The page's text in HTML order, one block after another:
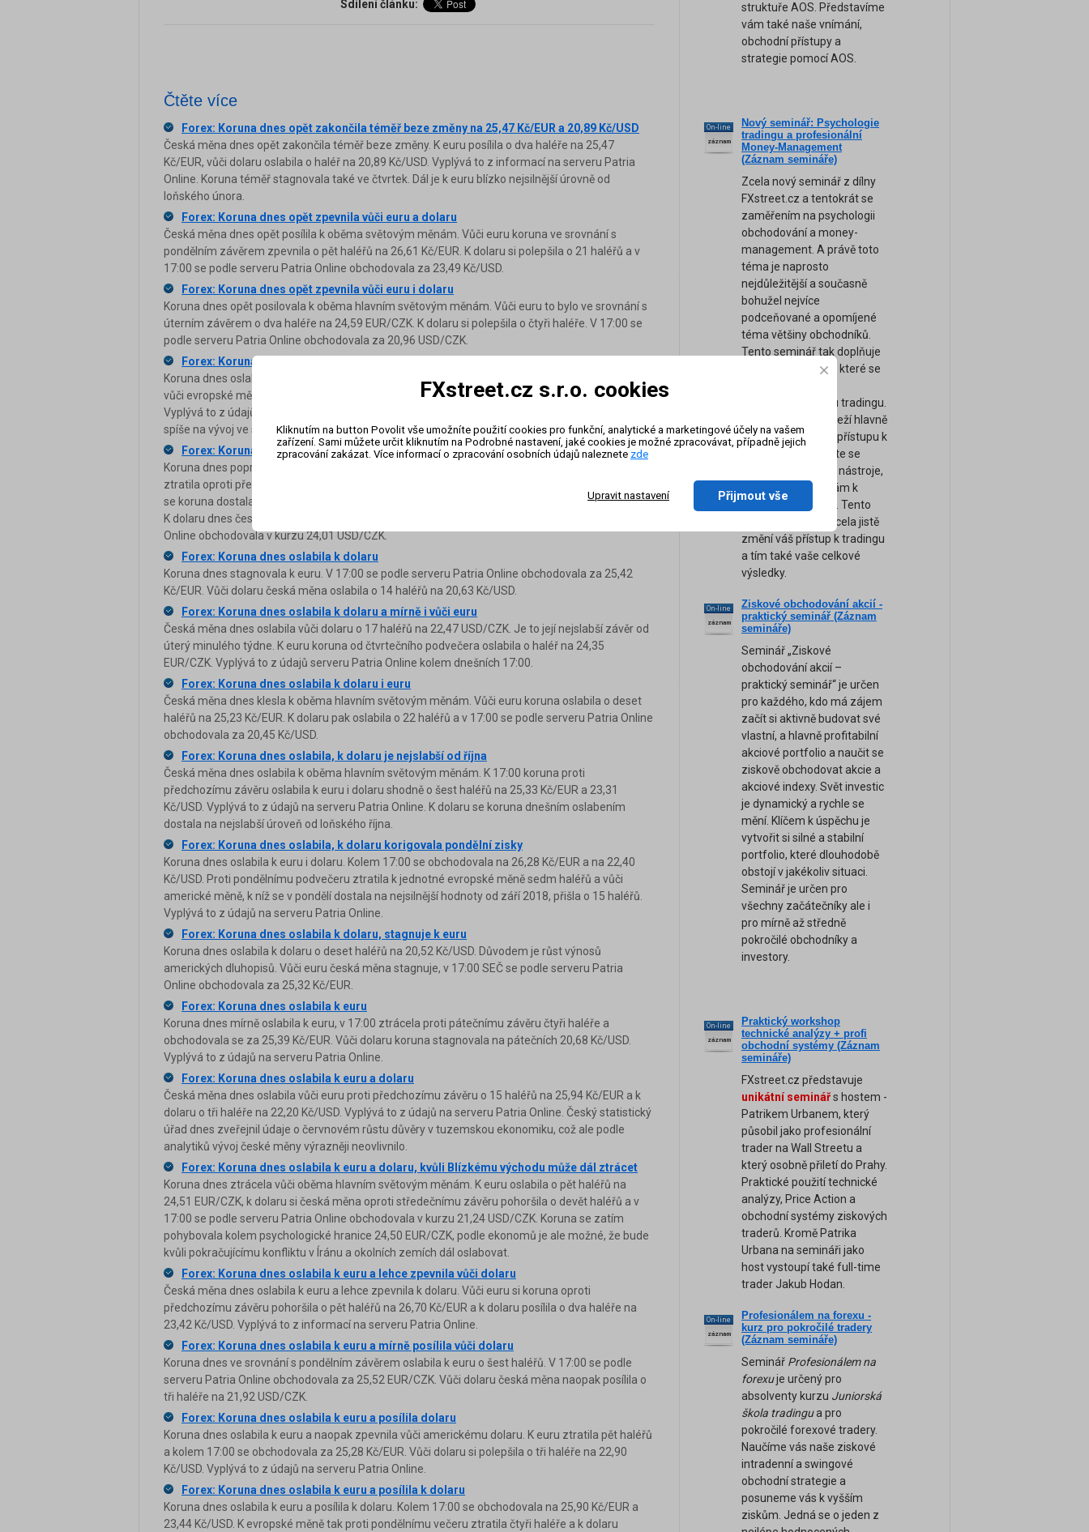
Sdílení článku:
Čtěte více
Forex: Koruna dnes opět zakončila téměř beze změny na 25,47 Kč/EUR a 20,89 Kč/USD
Česká měna dnes opět zakončila téměř beze změny. K euru posílila o dva haléře na 25,47
Kč/EUR, vůči dolaru oslabila o haléř na 20,89 Kč/USD. Vyplývá to z informací na serveru Patria
Online. Koruna téměř stagnovala také ve čtvrtek. Dál je k euru blízko nejsilnější úrovně od
loňského února.
Forex: Koruna dnes opět zpevnila vůči euru a dolaru
Česká měna dnes opět posílila k oběma světovým měnám. Vůči euru koruna ve srovnání s
pondělním závěrem zpevnila o pět haléřů na 26,61 Kč/EUR. K dolaru si polepšila o 21 haléřů a v
17:00 se podle serveru Patria Online obchodovala za 23,49 Kč/USD.
Forex: Koruna dnes opět zpevnila vůči euru i dolaru
Koruna dnes opět posilovala k oběma hlavním světovým měnám. Vůči euru to bylo ve srovnání s
úterním závěrem o dva haléře na 24,59 EUR/CZK. K dolaru si polepšila o čtyři haléře. V 17:00 se
podle serveru Patria Online obchodovala za 20,96 USD/CZK.
Forex: Koruna dnes oslabila
Koruna dnes oslabila k euru i dolaru. V 17:00 se obchodovala na 25,95 Kč/EUR a na 22,14 Kč/USD,
vůči evropské měně ztrácela proti úternímu podvečeru devět haléřů a k dolaru osm haléřů.
Vyplývá to z údajů na serveru Patria Online. Podle analytiků se opět potvrdilo, že koruna reaguje
spíše na vývoj ve světě než na domácí ekonomiku.
Forex: Koruna dnes oslabila a drží se těsně pod hranicí 25 Kč za euro
Koruna dnes poprvé v tomto týdnu oslabila vůči oběma hlavním světovým měnám. Vůči euru
ztratila oproti předchozímu závěru sedm haléřů na 24,99 EUR/CZK. Pod úroveň 25 korun za euro
se koruna dostala v úterý, bylo to poprvé po osmi měsících, nyní se dostala těsně pod tutu hranici.
K dolaru dnes česká měna oslabila výrazněji, o 29 haléřů, a okolo 17:00 se podle serveru Patria
Online obchodovala v kurzu 24,01 USD/CZK.
Forex: Koruna dnes oslabila k dolaru
Koruna dnes stagnovala k euru. V 17:00 se podle serveru Patria Online obchodovala za 25,42
Kč/EUR. Vůči dolaru česká měna oslabila o 14 haléřů na 20,63 Kč/USD.
Forex: Koruna dnes oslabila k dolaru a mírně i vůči euru
Česká měna dnes oslabila vůči dolaru o 17 haléřů na 22,47 USD/CZK. Je to její nejslabší závěr od
úterý minulého týdne. K euru koruna od čtvrtečního podvečera oslabila o haléř na 24,35
EUR/CZK. Vyplývá to z údajů serveru Patria Online kolem dnešních 17:00.
Forex: Koruna dnes oslabila k dolaru i euru
Česká měna dnes klesla k oběma hlavním světovým měnám. Vůči euru koruna oslabila o deset
haléřů na 25,23 Kč/EUR. K dolaru pak oslabila o 22 haléřů a v 17:00 se podle serveru Patria Online
obchodovala za 20,45 Kč/USD.
Forex: Koruna dnes oslabila, k dolaru je nejslabší od října
Česká měna dnes oslabila k oběma hlavním světovým měnám. K 17:00 koruna proti
předchozímu závěru oslabila k euru i dolaru shodně o šest haléřů na 25,33 Kč/EUR a 23,31
Kč/USD. Vyplývá to z údajů na serveru Patria Online. K dolaru se koruna dnešním oslabením
dostala na nejslabší úroveň od loňského října.
Forex: Koruna dnes oslabila, k dolaru korigovala pondělní zisky
Koruna dnes oslabila k euru i dolaru. Kolem 17:00 se obchodovala na 26,28 Kč/EUR a na 22,40
Kč/USD. Proti pondělnímu podvečeru ztratila k jednotné evropské měně sedm haléřů a vůči
americké měně, k níž se v pondělí dostala na nejsilnější hodnoty od září 2018, přišla o 15 haléřů.
Vyplývá to z údajů na serveru Patria Online.
Forex: Koruna dnes oslabila k dolaru, stagnuje k euru
Koruna dnes oslabila k dolaru o deset haléřů na 20,52 Kč/USD. Důvodem je růst výnosů
amerických dluhopisů. Vůči euru česká měna stagnuje, v 17:00 SEČ se podle serveru Patria
Online obchodovala za 25,32 Kč/EUR.
Forex: Koruna dnes oslabila k euru
Koruna dnes mírně oslabila k euru, v 17:00 ztrácela proti pátečnímu závěru čtyři haléře a
obchodovala se za 25,39 Kč/EUR. Vůči dolaru koruna stagnovala na pátečních 20,68 Kč/USD.
Vyplývá to z údajů na serveru Patria Online.
Forex: Koruna dnes oslabila k euru a dolaru
Česká měna dnes oslabila vůči euru proti předchozímu závěru o 15 haléřů na 25,94 Kč/EUR a k
dolaru o tři haléře na 22,20 Kč/USD. Vyplývá to z údajů na serveru Patria Online. Český statistický
úřad dnes zveřejnil údaje o červnovém růstu důvěry v tuzemskou ekonomiku, což ale podle
analytiků vývoj české měny výrazněji neovlivnilo.
Forex: Koruna dnes oslabila k euru a dolaru, kvůli Blízkému východu může dál ztrácet
Koruna dnes ztrácela vůči oběma hlavním světovým měnám. K euru oslabila o pět haléřů na
24,51 EUR/CZK, k dolaru si česká měna oproti středečnímu závěru pohoršila o devět haléřů a v
17:00 se podle serveru Patria Online obchodovala v kurzu 21,24 USD/CZK. Koruna se zatím
pohybovala kolem psychologické hranice 24,50 EUR/CZK, podle ekonomů je ale možné, že bude
kvůli pokračujícímu konfliktu v Íránu a okolních zemích dál oslabovat.
Forex: Koruna dnes oslabila k euru a lehce zpevnila vůči dolaru
Česká měna dnes oslabila k euru a lehce zpevnila k dolaru. Vůči euru si koruna oproti
předchozímu závěru pohoršila o pět haléřů na 26,70 Kč/EUR a k dolaru posílila o dva haléře na
23,42 Kč/USD. Vyplývá to z informací na serveru Patria Online.
Forex: Koruna dnes oslabila k euru a mírně posílila vůči dolaru
Koruna dnes ve srovnání s pondělním závěrem oslabila k euru o šest haléřů. V 17:00 se podle
serveru Patria Online obchodovala za 25,52 EUR/CZK. Vůči dolaru česká měna naopak posílila o
tři haléře na 21,92 USD/CZK.
Forex: Koruna dnes oslabila k euru a posílila dolaru
Koruna dnes oslabila k euru a naopak zpevnila vůči americkému dolaru. K euru ztratila pět haléřů
a kolem 17:00 se obchodovala za 25,28 Kč/EUR. Vůči dolaru si polepšila o tři haléře na 22,90
Kč/USD. Vyplývá to z údajů na serveru Patria Online.
Forex: Koruna dnes oslabila k euru a posílila k dolaru
Koruna dnes oslabila k euru a posílila k dolaru. Kolem 17:00 se obchodovala na 25,90 Kč/EUR a
23,44 Kč/USD. K evropské měně tak proti pondělnímu večeru ztratila čtyři haléře a k dolaru
struktuře AOS. Představíme
vám také naše vnímání,
obchodní přístupy a
strategie pomocí AOS.
On-line
záznam
Nový seminář: Psychologie
tradingu a profesionální
Money-Management
(Záznam semináře)
Zcela nový seminář z dílny
FXstreet.cz a tentokrát se
zaměřením na psychologii
obchodování a money-
management. A právě toto
téma je naprosto
nejdůležitější a současně
bohužel nejvíce
podceňované a opomíjené
téma většiny obchodníků.
Tento seminář tak doplňuje
naše ostatní kurzy, které se
technickou stránku tradingu.
Úspěch tradera záleží hlavně
na jeho psychice a přístupu k
obchodování. Přijďte se
naučit ty nejsilnější nástroje,
tipy a rady, které vám k
úspěchu pomohou. Tento
unikátní seminář zcela jistě
změní váš přístup k tradingu
a tím také vaše celkové
výsledky.
On-line
záznam
Ziskové obchodování akcií -
praktický seminář (Záznam
semináře)
Seminář „Ziskové
obchodování akcií –
praktický seminář“ je určen
pro každého, kdo má zájem
začít si aktivně budovat své
vlastní, a hlavně profitabilní
akciové portfolio a naučit se
ziskově obchodovat akcie a
akciové indexy. Svět investic
je dynamický a rychle se
mění. Klíčem k úspěchu je
vytvořit si silné a stabilní
portfolio, které dlouhodobě
obstojí v jakékoliv situaci.
Seminář je určen pro
všechny začátečníky ale i
pro mírně až středně
pokročilé obchodníky a
investory.
On-line
záznam
Praktický workshop
technické analýzy + profi
obchodní systémy (Záznam
semináře)
FXstreet.cz představuje
unikátní seminářs hostem -
Patrikem Urbanem, který
působil jako profesionální
trader na Wall Streetu a
který osobně přiletí do Prahy.
Praktické použití technické
analýzy, Price Action a
obchodní systémy ziskových
traderů. Kromě Patrika
Urbana na semináři jako
host vystoupí také full-time
trader Jakub Hodan.
On-line
záznam
Profesionálem na forexu -
kurz pro pokročilé tradery
(Záznam semináře)
Seminář Profesionálem na
forexuje určený pro
absolventy kurzu Juniorská
škola tradingua pro
pokročilé forexové tradery.
Naučíme vás naše ziskové
intradenní a swingové
obchodní strategie a
posuneme vás k vyšším
ziskům. Jedná se o jeden z
FXstreet.cz s.r.o. cookies
Kliknutím na button Povolit vše umožníte použití cookies pro funkční, analytické a marketingové účely na vašem
zařízení. Sami můžete určit kliknutím na Podrobné nastavení, jaké cookies je možné zpracovávat, případně jejich
zpracování zakázat. Více informací o zpracování osobních údajů naleznete zde
Upravit nastavení Přijmout vše